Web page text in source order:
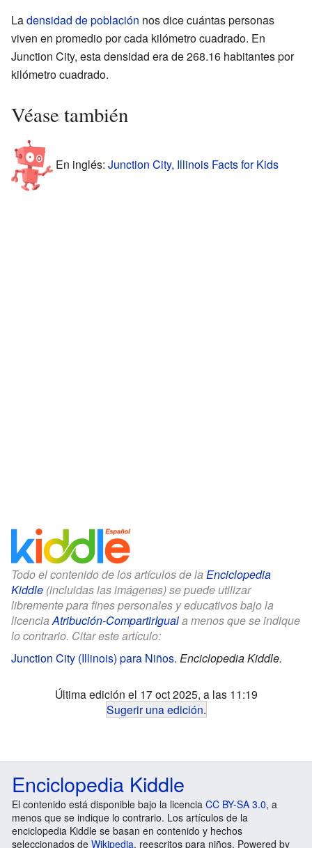
Ladensidad de población nos dice cuántas personas
viven en promedio por cada kilómetro cuadrado. En
Junction City, esta densidad era de 268.16 habitantes por
kilómetro cuadrado.
Véase también
En inglés: Junction City, Illinois Facts for Kids
Todo el contenido de los artículos de la Enciclopedia
Kiddle (incluidas las imágenes) se puede utilizar
libremente para fines personales y educativos bajo la
licenciaAtribución-CompartirIguala menos que se indique
lo contrario. Citar este artículo:
Junction City (Illinois) para Niños. Enciclopedia Kiddle.
Última edición el 17 oct 2025, a las 11:19
Sugerir una edición.
Enciclopedia Kiddle
El contenido está disponible bajo la licencia CC BY-SA 3.0, a
menos que se indique lo contrario. Los artículos de la
enciclopedia Kiddle se basan en contenido y hechos
seleccionados de Wikipedia, reescritos para niños. Powered by